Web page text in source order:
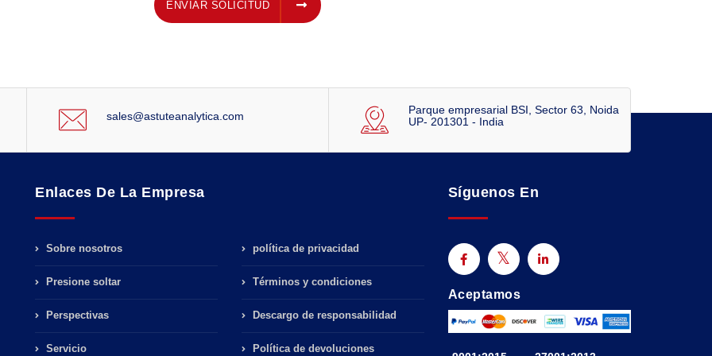
ENVIAR SOLICITUD
sales@astuteanalytica.com
Parque empresarial BSI, Sector 63, Noida
UP- 201301 - India
Enlaces De La Empresa
Sobre nosotros
Presione soltar
Perspectivas
Servicio
política de privacidad
Términos y condiciones
Descargo de responsabilidad
Política de devoluciones
Síguenos En
Aceptamos